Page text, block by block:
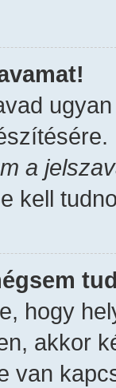
a
kell
hogy
akkor
van